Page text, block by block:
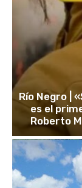
Río Negro |
es el
Roberto